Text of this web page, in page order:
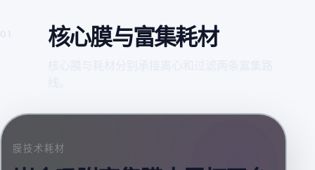
核心膜与富集耗材
膜技术耗材